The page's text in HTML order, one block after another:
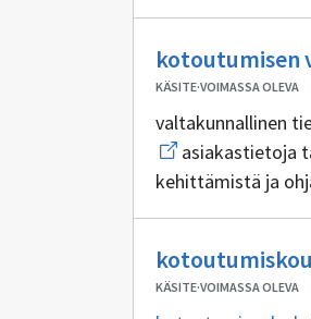
kotoutumisen
KÄSITE·VOIMASSA OLEVA
valtakunnallinen
asiakastietoja
kehittämistä ja
KÄSITE·VOIMASSA OLEVA